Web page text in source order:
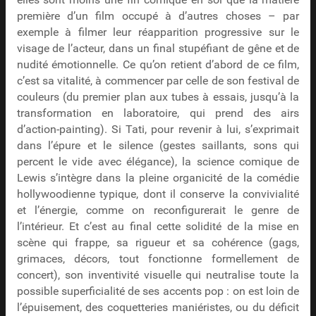
première d’un film occupé à d’autres choses – par
exemple à filmer leur réapparition progressive sur le
visage de l’acteur, dans un final stupéfiant de gêne et de
nudité émotionnelle. Ce qu’on retient d’abord de ce film,
c’est sa vitalité, à commencer par celle de son festival de
couleurs (du premier plan aux tubes à essais, jusqu’à la
transformation en laboratoire, qui prend des airs
d’action-painting). Si Tati, pour revenir à lui, s’exprimait
dans l’épure et le silence (gestes saillants, sons qui
percent le vide avec élégance), la science comique de
Lewis s’intègre dans la pleine organicité de la comédie
hollywoodienne typique, dont il conserve la convivialité
et l’énergie, comme on reconfigurerait le genre de
l’intérieur. Et c’est au final cette solidité de la mise en
scène qui frappe, sa rigueur et sa cohérence (gags,
grimaces, décors, tout fonctionne formellement de
concert), son inventivité visuelle qui neutralise toute la
possible superficialité de ses accents pop : on est loin de
l’épuisement, des coquetteries maniéristes, ou du déficit